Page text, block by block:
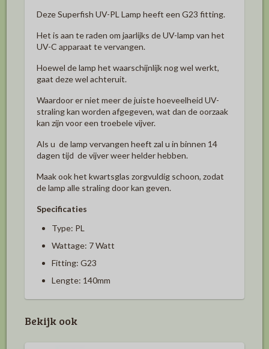
Deze Superfish UV-PL Lamp heeft een G23 fitting.
Het is aan te raden om jaarlijks de UV-lamp van het
UV-C apparaat te vervangen.
Hoewel de lamp het waarschijnlijk nog wel werkt,
gaat deze wel achteruit.
Waardoor er niet meer de juiste hoeveelheid UV-
straling kan worden afgegeven, wat dan de oorzaak
kan zijn voor een troebele vijver.
Als u de lamp vervangen heeft zal u in binnen 14
dagen tijd de vijver weer helder hebben.
Maak ook het kwartsglas zorgvuldig schoon, zodat
de lamp alle straling door kan geven.
Specificaties
Type: PL
Wattage: 7 Watt
Fitting: G23
Lengte: 140mm
Bekijk ook